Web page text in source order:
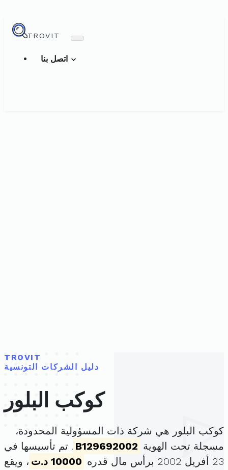
TROVIT
TROVIT
دليل الشركات التونسية
كوكب البلور
كوكب البلور هي شركة ذات المسؤولية المحدودة،
مسجلة تحت الهوية B129692002 . تم تأسيسها في
23 أفريل 2002 برأس مال قدره
10000 د.ت
، ويقع